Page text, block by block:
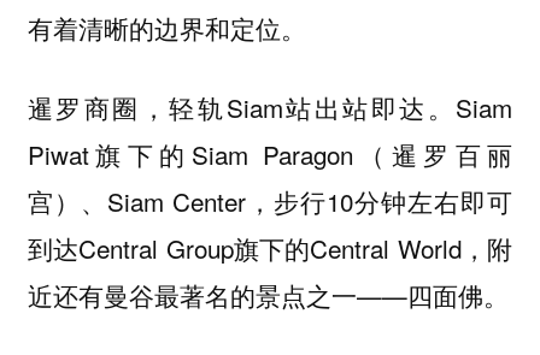
有着清晰的边界和定位。
暹罗商圈，轻轨Siam站出站即达。Siam
Piwat旗下的Siam Paragon（暹罗百丽
宫）、Siam Center，步行10分钟左右即可
到达Central Group旗下的Central World，附
近还有曼谷最著名的景点之一——四面佛。